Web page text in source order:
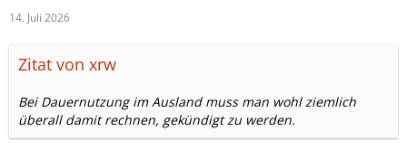
14. Juli 2026
Zitat von xrw
Bei Dauernutzung im Ausland muss man wohl ziemlich
überall damit rechnen, gekündigt zu werden.